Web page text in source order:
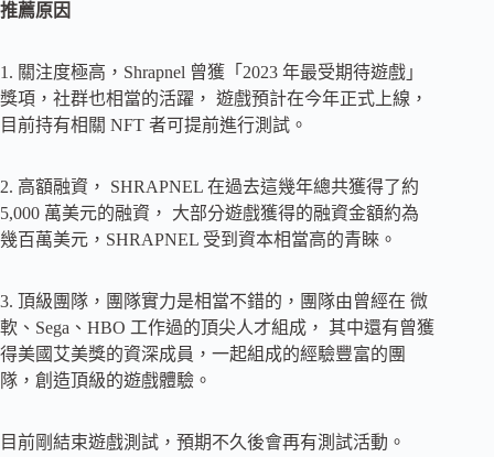
推薦原因
1. 關注度極高，Shrapnel 曾獲「2023 年最受期待遊戲」
獎項，社群也相當的活躍， 遊戲預計在今年正式上線，
目前持有相關 NFT 者可提前進行測試。
2. 高額融資， SHRAPNEL 在過去這幾年總共獲得了約
5,000 萬美元的融資， 大部分遊戲獲得的融資金額約為
幾百萬美元，SHRAPNEL 受到資本相當高的青睞。
3. 頂級團隊，團隊實力是相當不錯的，團隊由曾經在 微
軟、Sega、HBO 工作過的頂尖人才組成， 其中還有曾獲
得美國艾美獎的資深成員，一起組成的經驗豐富的團
隊，創造頂級的遊戲體驗。
目前剛結束遊戲測試，預期不久後會再有測試活動。